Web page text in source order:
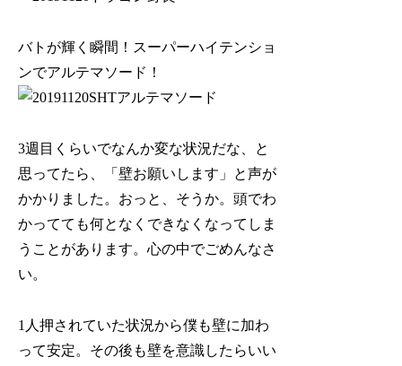
バトが輝く瞬間！スーパーハイテンショ
ンでアルテマソード！
3週目くらいでなんか変な状況だな、と
思ってたら、「壁お願いします」と声が
かかりました。おっと、そうか。頭でわ
かってても何となくできなくなってしま
うことがあります。心の中でごめんなさ
い。
1人押されていた状況から僕も壁に加わ
って安定。その後も壁を意識したらいい